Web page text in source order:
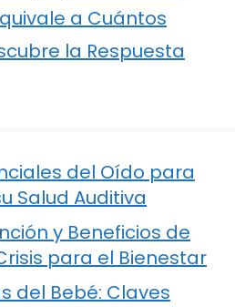
a Cuántos
la Respuesta
del Oído para
Salud Auditiva
y Beneficios de
para el Bienestar
del Bebé: Claves